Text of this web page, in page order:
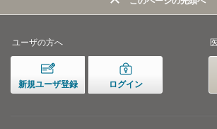
ユーザの方へ
新規ユーザ登録 ログイン